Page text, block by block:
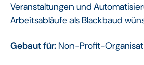
Veranstaltungen und
Arbeitsabläufe als Blackbaud
Gebaut für: Non-Profit-